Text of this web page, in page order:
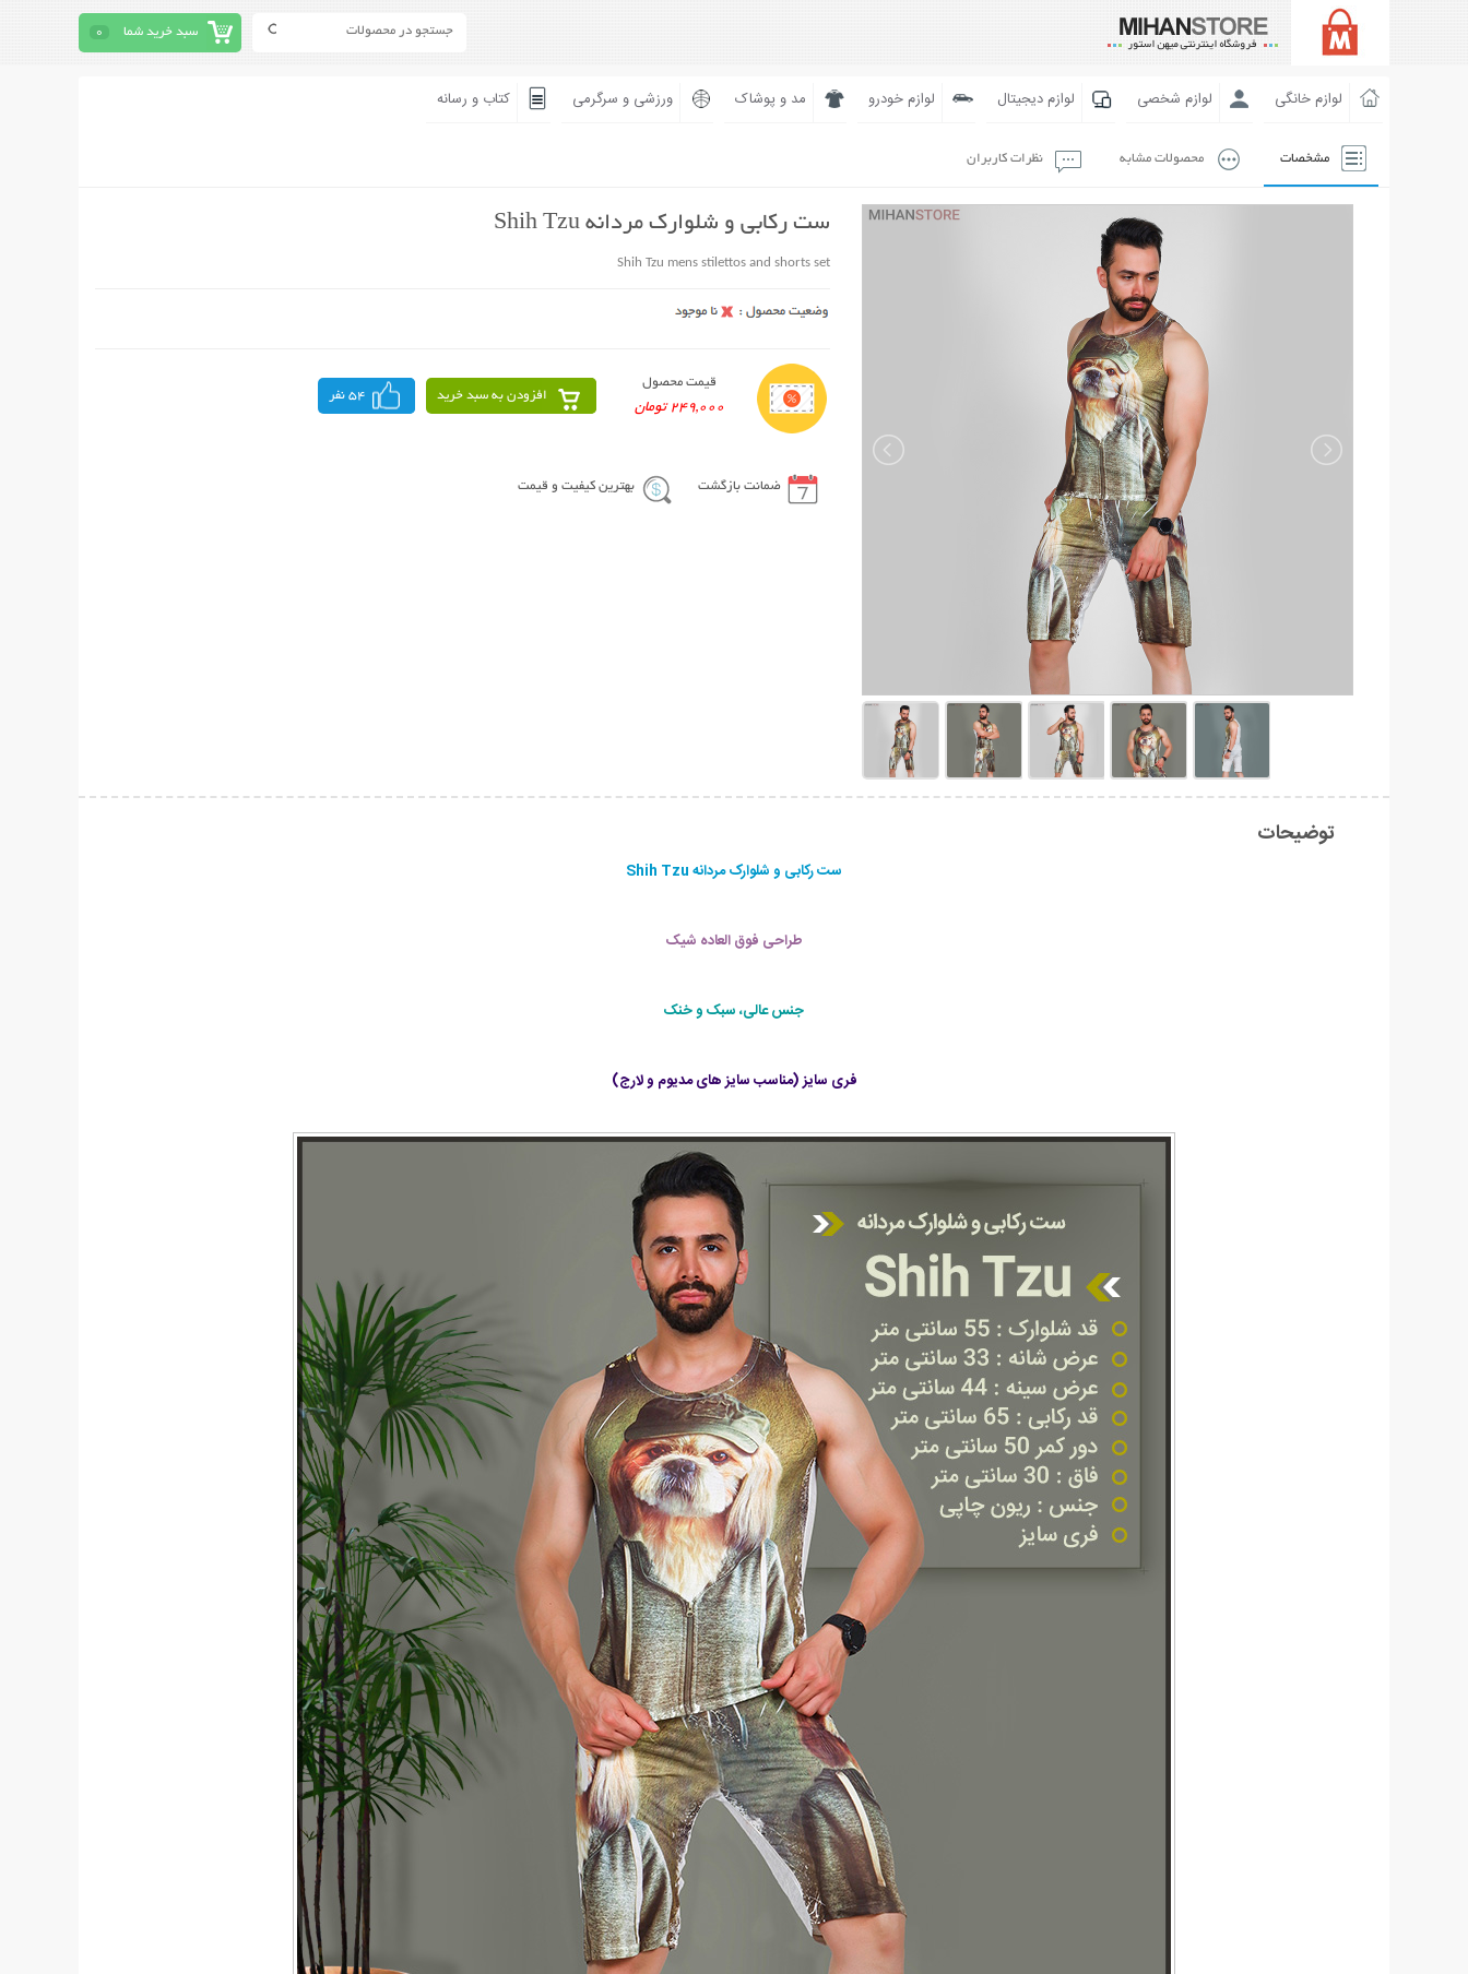
سبد خرید شما 0
لوازم خانگی لوازم شخصی لوازم دیجیتال لوازم خودرو مد و پوشاک ورزشی و سرگرمی کتاب و رسانه
مشخصات محصولات مشابه نظرات کاربران
ست رکابی و شلوارک مردانه Shih Tzu
Shih Tzu mens stilettos and shorts set
قیمت محصول
249,000 تومان
افزودن به سبد خرید 54 نفر
ضمانت بازگشت بهترین کیفیت و قیمت
توضیحات
ست رکابی و شلوارک مردانه Shih Tzu
طراحی فوق العاده شیک
جنس عالی، سبک و خنک
فری سایز (مناسب سایز های مدیوم و لارج)